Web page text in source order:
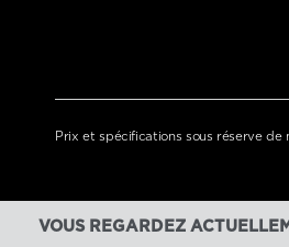
Prix et spécifications sous réserve
VOUS REGARDEZ